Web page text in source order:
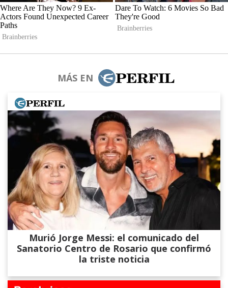
MÁS EN
Murió Jorge Messi: el comunicado del
Sanatorio Centro de Rosario que confirmó
la triste noticia